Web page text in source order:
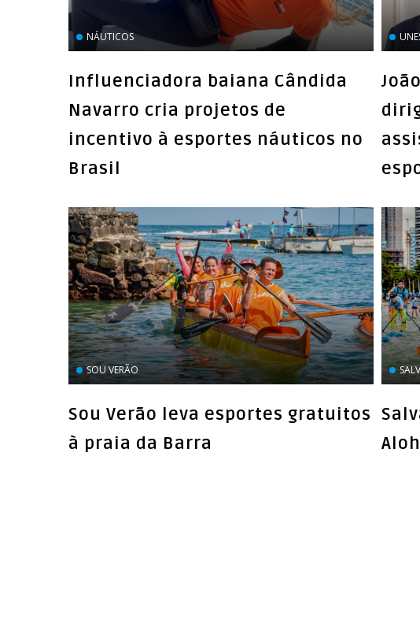
NÁUTICOS
Influenciadora baiana Cândida
Navarro cria projetos de
incentivo à esportes náuticos no
Brasil
SOU VERÃO
Sou Verão leva esportes gratuitos
à praia da Barra